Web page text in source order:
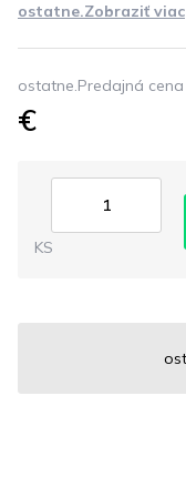
ostatne.Zobraziť viac
ostatne.Predajná cena
€
KS